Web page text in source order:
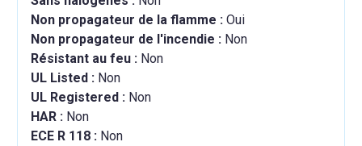
Non propagateur de la flamme : Oui
Non propagateur de l'incendie : Non
Résistant au feu : Non
UL Listed : Non
UL Registered : Non
HAR : Non
ECE R 118 : Non